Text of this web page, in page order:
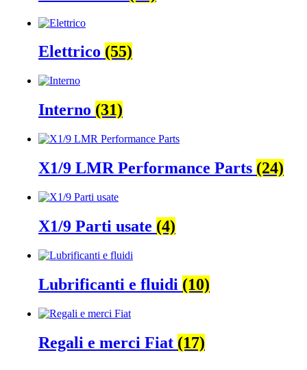
Elettrico (55)
Interno (31)
X1/9 LMR Performance Parts (24)
X1/9 Parti usate (4)
Lubrificanti e fluidi (10)
Regali e merci Fiat (17)